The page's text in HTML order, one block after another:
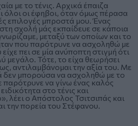
με το τένις. Αρχικά έπαιζα
οι έφηβοι, όταν όμως πέρασα
επιλογές μπροστά μου. Ένας
σχολή μάς εκπαίδευε σε κάποια
μεταξύ των οποίων και το
που παρότρυνε να ασχοληθώ με
πει σε μία ανύποπτη στιγμή ότι
μεγάλο. Τότε, το είχα θεωρήσει
αντιλαμβάνομαι την αξία του. Με
δεν μπορούσα να ασχοληθώ με το
να γίνω ένας καλός
στο τένις και
λέει ο Απόστολος Τσιτσιπάς και
την πορεία του Στέφανου.